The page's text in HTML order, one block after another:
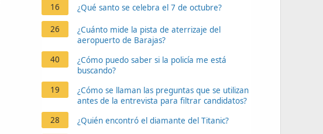
16
¿Qué santo se celebra el 7 de octubre?
26
¿Cuánto mide la pista de aterrizaje del
aeropuerto de Barajas?
40
¿Cómo puedo saber si la policía me está
buscando?
19
¿Cómo se llaman las preguntas que se utilizan
antes de la entrevista para filtrar candidatos?
28
¿Quién encontró el diamante del Titanic?